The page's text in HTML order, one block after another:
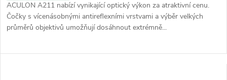
ACULON A211 nabízí vynikající optický výkon za atraktivní cenu.
Čočky s vícenásobnými antireflexními vrstvami a výběr velkých
průměrů objektivů umožňují dosáhnout extrémně...